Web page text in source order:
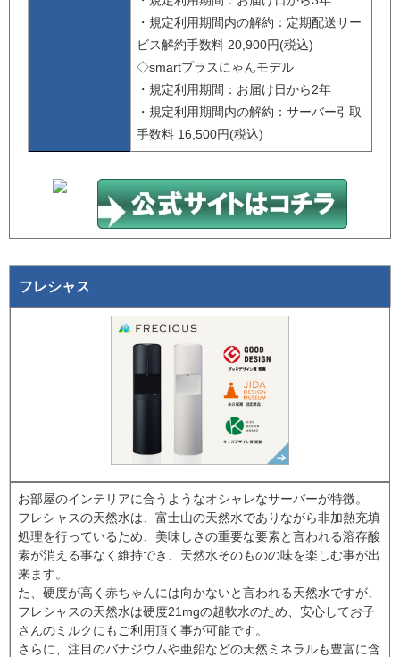
・規定利用期間内の解約：定期配送サー
ビス解約手数料 20,900円(税込)
◇smartプラスにゃんモデル
・規定利用期間：お届け日から2年
・規定利用期間内の解約：サーバー引取
手数料 16,500円(税込)
フレシャス
お部屋のインテリアに合うようなオシャレなサーバーが特徴。
フレシャスの天然水は、富士山の天然水でありながら非加熱充填
処理を行っているため、美味しさの重要な要素と言われる溶存酸
素が消える事なく維持でき、天然水そのものの味を楽しむ事が出
来ます。
た、硬度が高く赤ちゃんには向かないと言われる天然水ですが、
フレシャスの天然水は硬度21mgの超軟水のため、安心してお子
さんのミルクにもご利用頂く事が可能です。
さらに、注目のバナジウムや亜鉛などの天然ミネラルも豊富に含